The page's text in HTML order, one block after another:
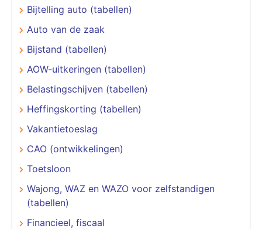
Bijtelling auto (tabellen)
Auto van de zaak
Bijstand (tabellen)
AOW-uitkeringen (tabellen)
Belastingschijven (tabellen)
Heffingskorting (tabellen)
Vakantietoeslag
CAO (ontwikkelingen)
Toetsloon
Wajong, WAZ en WAZO voor zelfstandigen
(tabellen)
Financieel, fiscaal